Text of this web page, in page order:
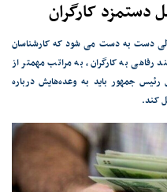
دستمزد کارگران
تومانی در حالی دست به دست می شود که کارشناسان
رفاهی به کارگران، به مراتب مهمتر از
جمهور باید به وعده‌هایش درباره